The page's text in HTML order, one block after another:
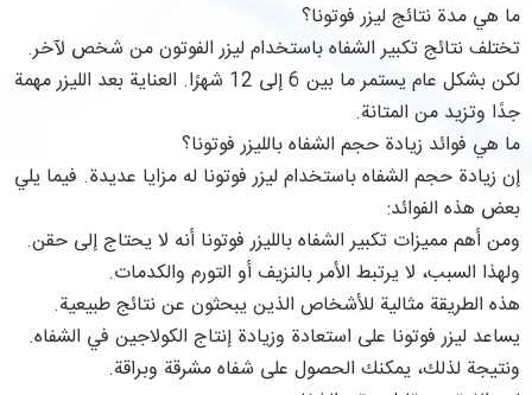
ما هي مدة نتائج ليزر فوتونا؟
تختلف نتائج تكبير الشفاه باستخدام ليزر الفوتون من شخص لآخر.
لكن بشكل عام يستمر ما بين 6 إلى 12 شهرًا. العناية بعد الليزر مهمة
جدًا وتزيد من المتانة.
ما هي فوائد زيادة حجم الشفاه بالليزر فوتونا؟
إن زيادة حجم الشفاه باستخدام ليزر فوتونا له مزايا عديدة. فيما يلي
بعض هذه الفوائد:
ومن أهم مميزات تكبير الشفاه بالليزر فوتونا أنه لا يحتاج إلى حقن.
ولهذا السبب، لا يرتبط الأمر بالنزيف أو التورم والكدمات.
هذه الطريقة مثالية للأشخاص الذين يبحثون عن نتائج طبيعية.
يساعد ليزر فوتونا على استعادة وزيادة إنتاج الكولاجين في الشفاه.
ونتيجة لذلك، يمكنك الحصول على شفاه مشرقة وبراقة.